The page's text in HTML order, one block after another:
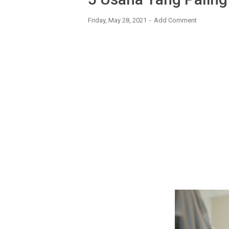
Friday, May 28, 2021 Add Comment